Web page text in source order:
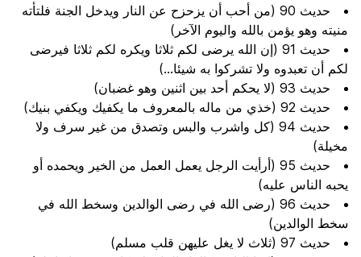
حديث 90 (من أحب أن يزحزح عن النار ويدخل الجنة فلتأته
منيته وهو يؤمن بالله واليوم الآخر)
حديث 91 (إن الله يرضى لكم ثلاثا ويكره لكم ثلاثا فيرضى
لكم أن تعبدوه ولا تشركوا به شيئا...)
حديث 93 (لا يحكم أحد بين اثنين وهو غضبان)
حديث 92 (خذي من ماله بالمعروف ما يكفيك ويكفي بنيك)
حديث 94 (كل واشرب والبس وتصدق من غير سرف ولا
مخيلة)
حديث 95 (أرأيت الرجل يعمل العمل من الخير ويحمده أو
يحبه الناس عليه)
حديث 96 (رضى الله في رضى الوالدين وسخط الله في
سخط الوالدين)
حديث 97 (ثلاث لا يغل عليهن قلب مسلم)